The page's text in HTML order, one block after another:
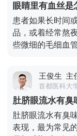
眼睛里有血丝是
患者如果长时间
品，或着经常熬
些微细的毛细血
夜、适度玩电子
保健操。患者卸
现血丝，在此种
淡妆为主，然后
因为结膜炎所导
医院就诊治疗，
王俊生 主
首都医科大
肚脐眼流水有臭
肚脐眼流水有臭
表现，最为常见